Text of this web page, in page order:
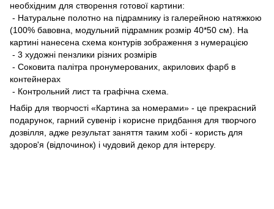
необхідним для створення готової картини:
- Натуральне полотно на підрамнику із галерейною натяжкою
(100% бавовна, модульний підрамник розмір 40*50 см). На
картині нанесена схема контурів зображення з нумерацією
- 3 художні пензлики різних розмірів
- Соковита палітра пронумерованих, акрилових фарб в
контейнерах
- Контрольний лист та графічна схема.
Набір для творчості «Картина за номерами» - це прекрасний
подарунок, гарний сувенір і корисне придбання для творчого
дозвілля, адже результат заняття таким хобі - користь для
здоров'я (відпочинок) і чудовий декор для інтерєру.